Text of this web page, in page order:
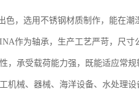
，选用不锈钢材质制作，能在潮
作为轴承，生产工艺严苛，尺
，承受载荷能力强，既能适应常
机械、器械、海洋设备、水处理